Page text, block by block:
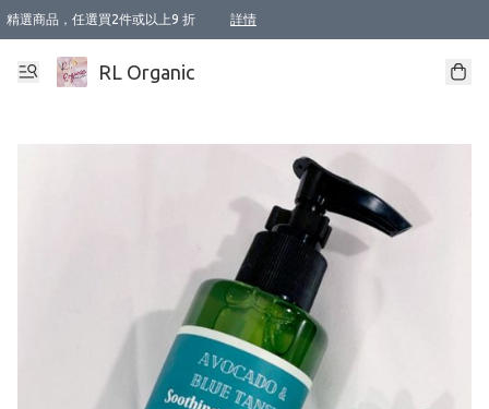
精選商品，任選買2件或以上9 折 詳情
XI周年優惠【新品自由選2件88折/3件85折】
XI周年優惠【Chakra 脈輪平衡自由選2件9折/3件85折/5件8折】
Florame 肌底自由選 2支9折 3支85折
XI周年優惠【蟲蟲退散 · 防衛結界﹞系列2件9折】
Sunki 任選2件95折
BIOFFICINA TOSCANA 任選2支9折 3支85折
Lamav 任選1件9折 2件85折
Mukti Organics 指定產品任選1件9折, 2件88折 3件85折
Intelligent Nutrients Skincare 任選2件9折
deodorant 任選2件88折
化妝品 任選2件95折
XI周年優惠【身心靈單品 任選2件9折/3件85折/5件8折】
XI周年優惠 【精油/香水 任選2件9折/3件85折/5件8折】
XI周年優惠【「關節到肌膚」全效養護 BODY OIL 組2件88折/3件85折】
XI周年優惠【夏日有機物理防曬套裝2件88折】
XI周年優惠【夏日潔面隨意選2件88折/3件85折】
XI周年優惠【逆齡奇蹟抗氧 11 自由選2件88折/3件85折/4件或以上8折】
新會員首次購物即享全單 95 折優惠！
成為VIP / VVIP 可享有生日月現金扣減獎賞優惠 !! 記得去賬户資料填上生日日期啦 !
選用順豐速運，滿$500 免運費
本地速遞 京東 送住宅/ 工商地址 $400 免運費
澳門訂單選用順豐速運，滿$800 免運費
RL Organic